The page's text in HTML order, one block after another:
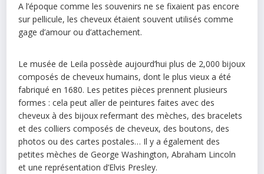
A l’époque comme les souvenirs ne se fixaient pas encore
sur pellicule, les cheveux étaient souvent utilisés comme
gage d’amour ou d’attachement.
Le musée de Leila possède aujourd’hui plus de 2,000 bijoux
composés de cheveux humains, dont le plus vieux a été
fabriqué en 1680. Les petites pièces prennent plusieurs
formes : cela peut aller de peintures faites avec des
cheveux à des bijoux refermant des mèches, des bracelets
et des colliers composés de cheveux, des boutons, des
photos ou des cartes postales… Il y a également des
petites mèches de George Washington, Abraham Lincoln
et une représentation d’Elvis Presley.